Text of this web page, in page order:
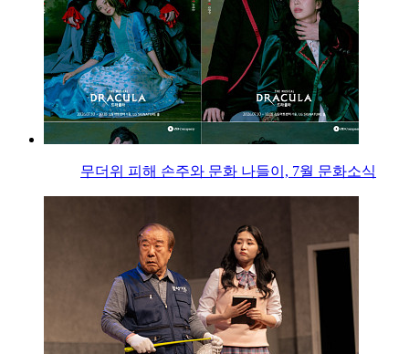
무더위 피해 손주와 문화 나들이, 7월 문화소식